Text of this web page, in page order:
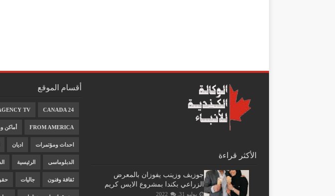
الأكثر قراءة
جوزيف وزينب يفوزان بالمعرض
الزراعي بكندا بمشروع الايس كريم
يوليو 31, 2022
أقسام الموقع
CANADA 24
TV
FROM AMERICA أماكن
احداث ومؤتمرات اديان
الدبلوماسى الرئيسية
ثقافة وفنون جاليات